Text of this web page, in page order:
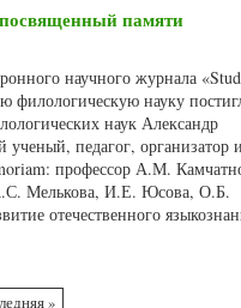
памяти
научного журнала
филологическую науку
наук Александр
педагог, организатор и
профессор А.М.
Мелькова, И.Е. Юсова, О.Б.
отечественного
»